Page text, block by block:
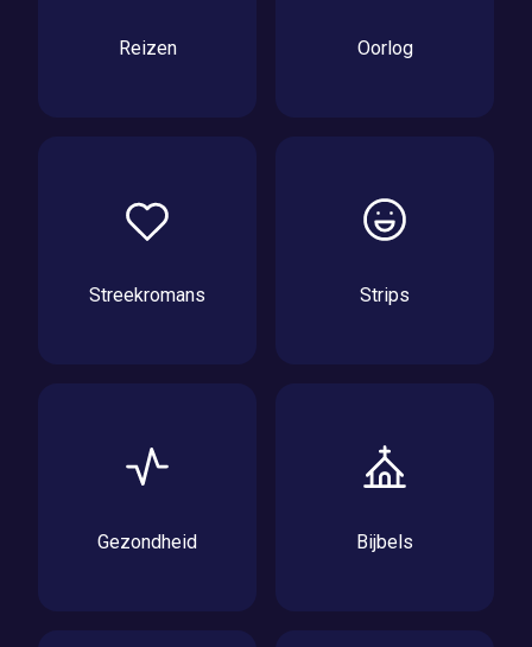
Reizen Oorlog
Streekromans Strips
Gezondheid Bijbels